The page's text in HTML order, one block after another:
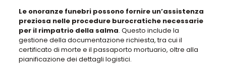
Le onoranze funebri possono fornire un’assistenza
preziosa nelle procedure burocratiche necessarie
per il rimpatrio della salma. Questo include la
gestione della documentazione richiesta, tra cui il
certificato di morte e il passaporto mortuario, oltre alla
pianificazione dei dettagli logistici.